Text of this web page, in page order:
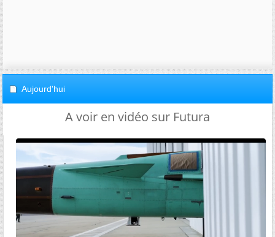
Aujourd'hui
A voir en vidéo sur Futura